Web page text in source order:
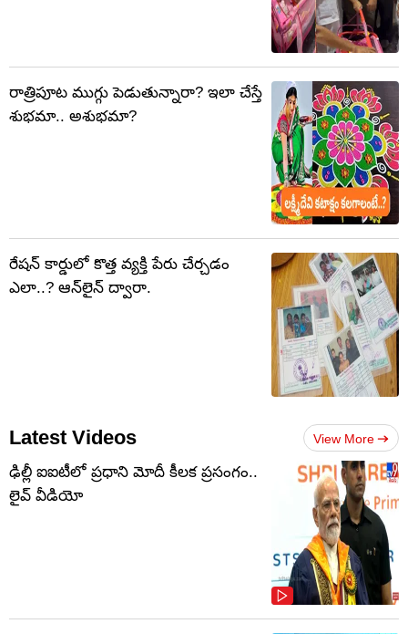
రాత్రిపూట ముగ్గు పెడుతున్నారా? ఇలా చేస్తే
శుభమా.. అశుభమా?
రేషన్ కార్డులో కొత్త వ్యక్తి పేరు చేర్చడం
ఎలా..? ఆన్‌లైన్ ద్వారా.
Latest Videos View More
ఢిల్లీ ఐఐటీలో ప్రధాని మోదీ కీలక ప్రసంగం..
లైవ్ వీడియో